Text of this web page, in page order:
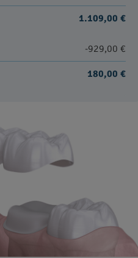
1.109,00 €
-929,00 €
180,00 €